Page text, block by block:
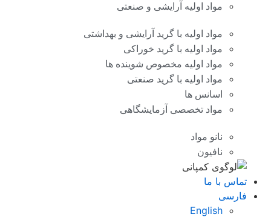
مواد اولیه آرایشی و صنعتی
مواد اولیه با گرید آرایشی و بهداشتی
مواد اولیه با گرید خوراکی
مواد اولیه مخصوص شوینده ها
مواد اولیه با گرید صنعتی
اسانس ها
مواد تخصصی آزمایشگاهی
نانو مواد
نافیون
تماس با ما
فارسی
English